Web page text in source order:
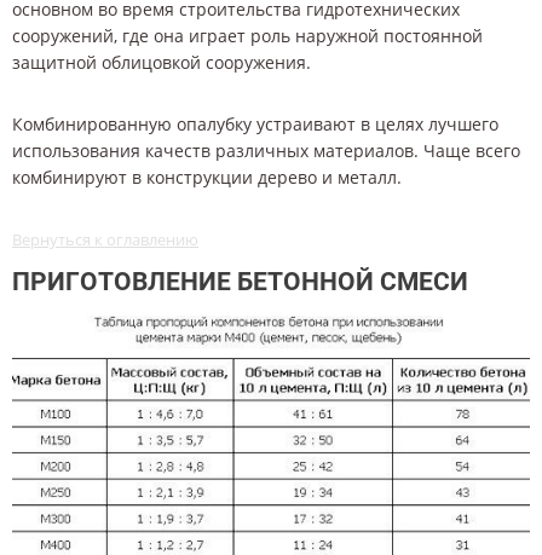
основном во время строительства гидротехнических
сооружений, где она играет роль наружной постоянной
защитной облицовкой сооружения.
Комбинированную опалубку устраивают в целях лучшего
использования качеств различных материалов. Чаще всего
комбинируют в конструкции дерево и металл.
Вернуться к оглавлению
ПРИГОТОВЛЕНИЕ БЕТОННОЙ СМЕСИ